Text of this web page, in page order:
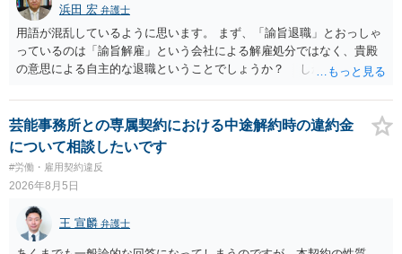
浜田 宏 弁護士
用語が混乱しているように思います。 まず、「諭旨退職」とおっしゃ
っているのは「諭旨解雇」という会社による解雇処分ではなく、貴殿
の意思による自主的な退職ということでしょうか？ しかし、記載さ
す。 その場合、解雇には客観的で合理的な理由が必要であり、かつ
解雇という処分が社会通念上相当と認められない限り、解雇は無効で
す。 結局、貴殿のネット炎上の内容や原因、勤務先に与えた影響な
どを具体的に検討しなければ、何とも申し上げることができません。
また、育児休業法関係の問題もあるかもしれません。 ある程度労働
法に関する専門的な知識が必要な事案ですので、一度、お近くの弁護
士にご相談下さい。
芸能事務所との専属契約における中途解約時の違約金
について相談したいです
#労働・雇用契約違反
2026年8月5日
王 宣麟 弁護士